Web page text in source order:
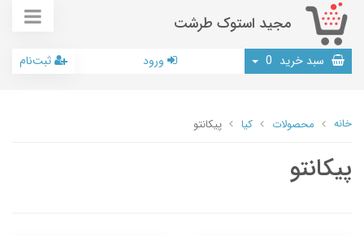
مجید استوک طرشت
سبد خرید 0 ورود ثبت‌نام
خانه محصولات کیا پیکانتو
پیکانتو